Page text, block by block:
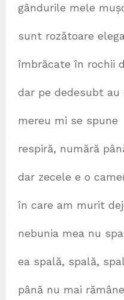
gândurile mele
sunt rozătoare
îmbrăcate în rochii
dar pe dedesubt
mereu mi se spune
respiră, numără
dar zecele e o
în care am murit
nebunia mea nu
ea spală, spală,
până nu mai